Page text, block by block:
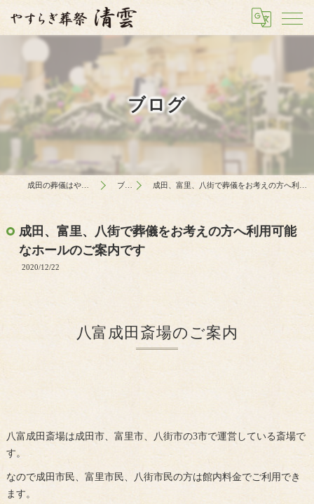
ブログ
成田の葬儀はやすらぎ葬祭 清雲 ブログ 成田、富里、八街で葬儀をお考えの方へ利用可能なホールのご案内です
成田、富里、八街で葬儀をお考えの方へ利用可能
なホールのご案内です
2020/12/22
八富成田斎場のご案内
八富成田斎場は成田市、富里市、八街市の3市で運営している斎場で
す。
なので成田市民、富里市民、八街市民の方は館内料金でご利用でき
ます。